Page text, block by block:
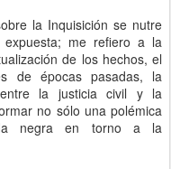
la Inquisición se nutre
me refiero a la
de los hechos, el
de épocas pasadas, la
entre la justicia civil y la
no sólo una polémica
negra en torno a la